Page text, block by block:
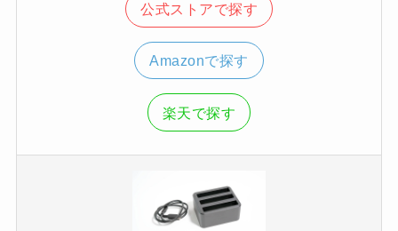
公式ストアで探す
Amazonで探す
楽天で探す